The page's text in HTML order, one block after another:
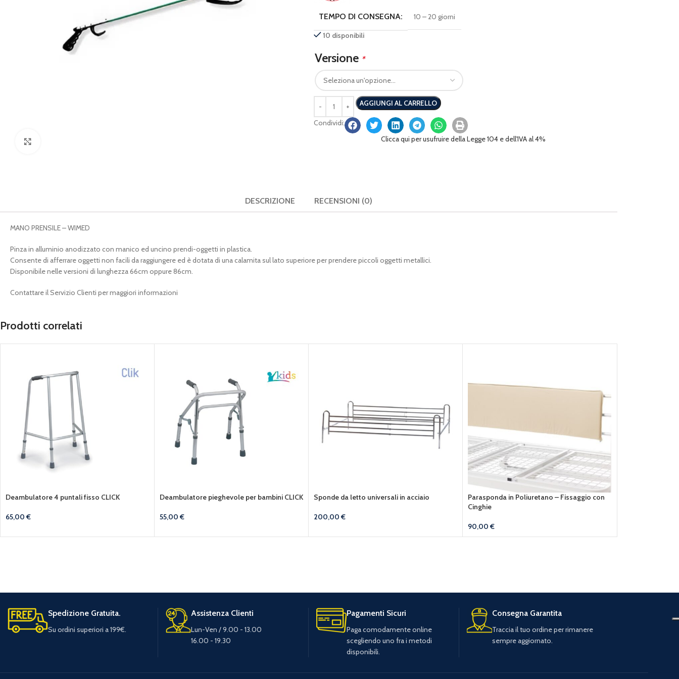
TEMPO DI CONSEGNA: 10 – 20 giorni
10 disponibili
Versione *
AGGIUNGI AL CARRELLO
Condividi:
Clicca qui per usufruire della Legge 104 e dell'IVA al 4%
DESCRIZIONE RECENSIONI (0)
MANO PRENSILE – WIMED
Pinza in alluminio anodizzato con manico ed uncino prendi-oggetti in plastica.
Consente di afferrare oggetti non facili da raggiungere ed è dotata di una calamita sul lato superiore per prendere piccoli oggetti metallici.
Disponibile nelle versioni di lunghezza 66cm oppure 86cm.
Contattare il Servizio Clienti per maggiori informazioni
Prodotti correlati
Deambulatore 4 puntali fisso CLICK
65,00€
Deambulatore pieghevole per bambini CLICK
55,00€
Sponde da letto universali in acciaio
200,00€
Parasponda in Poliuretano – Fissaggio con
Cinghie
90,00€
Spedizione Gratuita.
Su ordini superiori a 199€.
Assistenza Clienti
Lun-Ven / 9.00 - 13.00
16.00 - 19.30
Pagamenti Sicuri
Paga comodamente online
scegliendo uno fra i metodi
disponibili.
Consegna Garantita
Traccia il tuo ordine per rimanere
sempre aggiornato.